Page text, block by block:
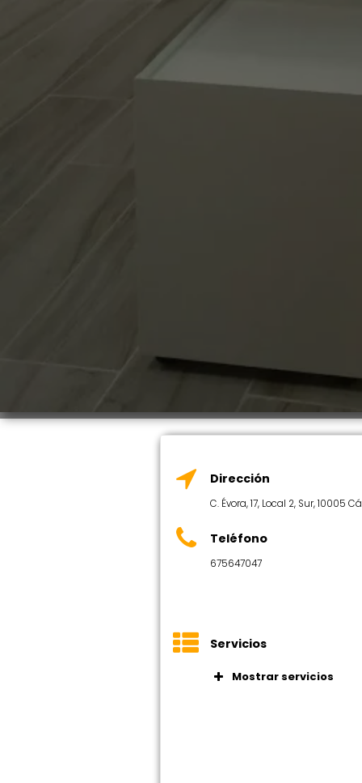
Dirección
C. Évora, 17, Local 2, Sur, 10005
Teléfono
675647047
Servicios
Mostrar servicios